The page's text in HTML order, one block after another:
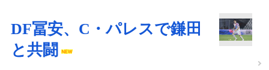
DF冨安、C・パレスで鎌田
と共闘